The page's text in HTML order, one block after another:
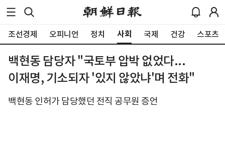
조선경제 오피니언 정치 사회 국제 건강 스포츠
백현동 담당자 "국토부 압박 없었다...
이재명, 기소되자 '있지 않았냐'며 전화"
백현동 인허가 담당했던 전직 공무원 증언